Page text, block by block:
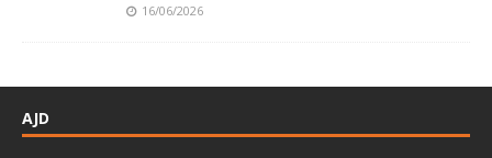
16/06/2026
AJD